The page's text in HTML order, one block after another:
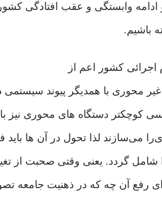
ادامه وابستگی‌ و عقب افتادگی‌ كشور
باشيم.
كشور اعم از
محوری‌ با همديگر پيوند سيستمی‌
كوچكتر دستگاه های‌ محوری‌ نيز
می‌سازند لذا تحول در آن ها بايد
شامل گردد. يعنی‌ وقتی‌ صحبت از
رفع آن چه كه در ذهنيت جامعه